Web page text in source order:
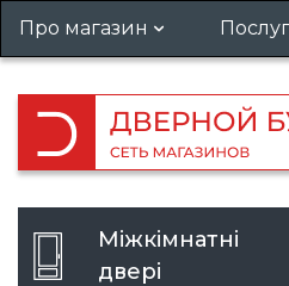
Про магазин
Гарантія та повернення
Вакансії
Кредит
Міжкімнатні
двері